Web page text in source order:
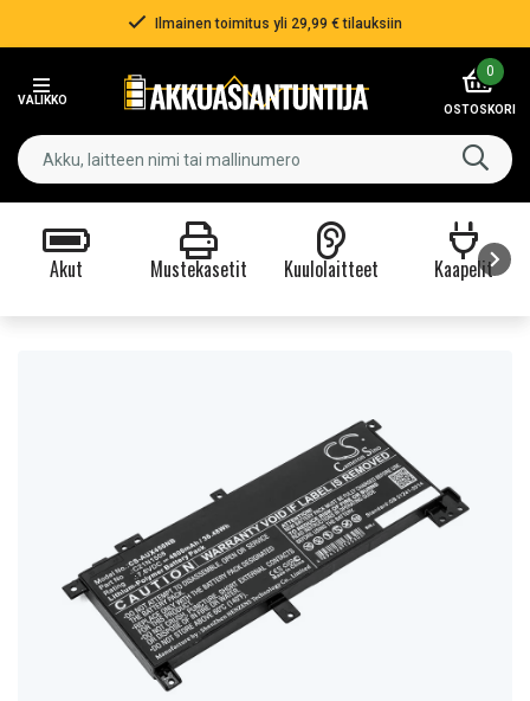
Ilmainen toimitus yli 29,99 € tilauksiin
VALIKKO
0
OSTOSKORI
Akut Mustekasetit Kuulolaitteet Kaapelit